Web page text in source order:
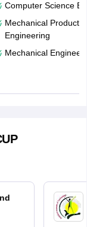
Computer Science
Mechanical
Engineering
Mechanical